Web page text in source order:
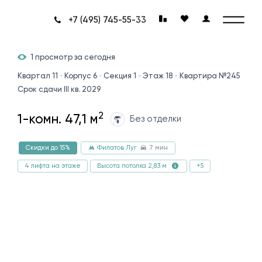
+7 (495) 745-55-33
1 просмотр за сегодня
Квартал 11 Корпус 6 Секция 1 Этаж 18
Квартира №245
Срок сдачи III кв. 2029
1-комн. 47,1 м2 Без отделки
Скидки до 15% Филатов Луг 7 мин
4 лифта на этаже Высота потолка 2,83 м +5